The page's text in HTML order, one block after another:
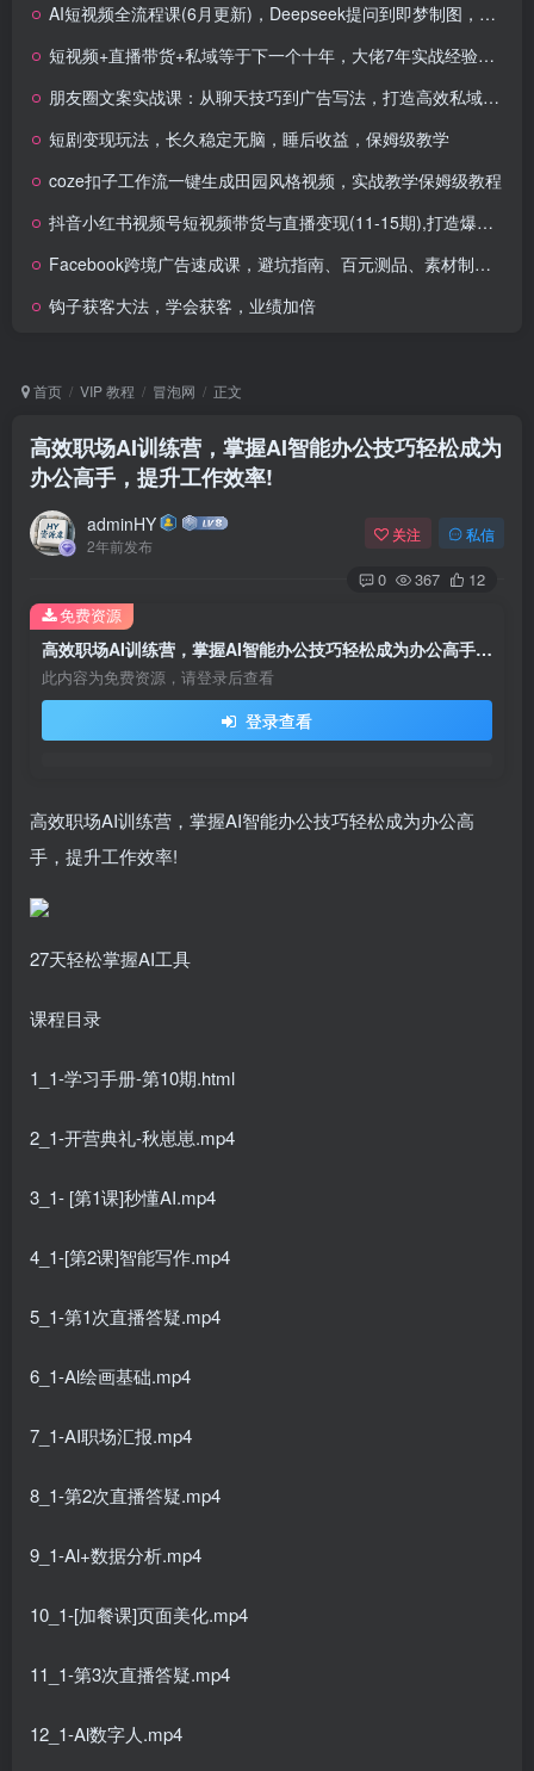
AI短视频全流程课(6月更新)，Deepseek提问到即梦制图，30种创意视频实战
短视频+直播带货+私域等于下一个十年，大佬7年实战经验总结
朋友圈文案实战课：从聊天技巧到广告写法，打造高效私域成交
短剧变现玩法，长久稳定无脑，睡后收益，保姆级教学
coze扣子工作流一键生成田园风格视频，实战教学保姆级教程
抖音小红书视频号短视频带货与直播变现(11-15期),打造爆款内容，实现高效变现
Facebook跨境广告速成课，避坑指南、百元测品、素材制作，30分钟实战，快速跑通首单出单
钩子获客大法，学会获客，业绩加倍
首页 VIP 教程 冒泡网 正文
高效职场AI训练营，掌握AI智能办公技巧轻松成为
办公高手，提升工作效率!
adminHY
2年前发布
关注 私信
0 367 12
高效职场AI训练营，掌握AI智能办公技巧轻松成为办公高手，提升工作效率!
此内容为免费资源，请登录后查看
登录查看
免费资源
高效职场AI训练营，掌握AI智能办公技巧轻松成为办公高
手，提升工作效率!
27天轻松掌握AI工具
课程目录
1_1-学习手册-第10期.html
2_1-开营典礼-秋崽崽.mp4
3_1- [第1课]秒懂AI.mp4
4_1-[第2课]智能写作.mp4
5_1-第1次直播答疑.mp4
6_1-Al绘画基础.mp4
7_1-AI职场汇报.mp4
8_1-第2次直播答疑.mp4
9_1-Al+数据分析.mp4
10_1-[加餐课]页面美化.mp4
11_1-第3次直播答疑.mp4
12_1-Al数字人.mp4